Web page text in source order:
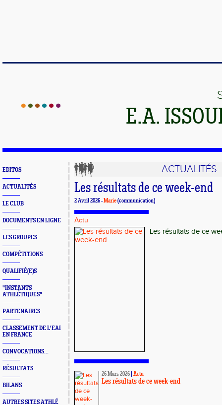
E.A.
EDITOS
ACTUALITÉS
LE CLUB
DOCUMENTS EN LIGNE
LES GROUPES
COMPÉTITIONS
QUALIFIÉ(E)S
"INSTANTS
ATHLÉTIQUES"
PARTENAIRES
CLASSEMENT DE L'EAI
EN FRANCE
CONVOCATIONS...
RÉSULTATS
BILANS
AUTRES SITES ATHLÉ
ACTUALITÉS
Les résultats de ce week-end
2 Avril 2026 -Marie(communication)
Actu
Les résultats de ce
26 Mars 2026 Actu
Les résultats de ce week-end